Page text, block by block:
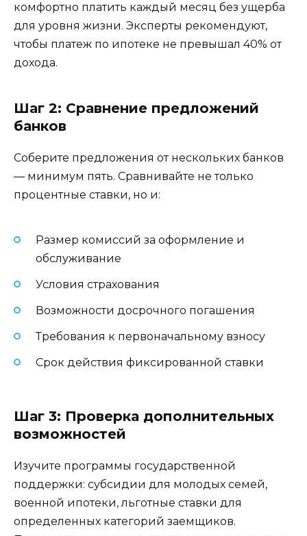
комфортно платить каждый месяц без ущерба
для уровня жизни. Эксперты рекомендуют,
чтобы платеж по ипотеке не превышал 40% от
дохода.
Шаг 2: Сравнение предложений
банков
Соберите предложения от нескольких банков
— минимум пять. Сравнивайте не только
процентные ставки, но и:
Размер комиссий за оформление и
обслуживание
Условия страхования
Возможности досрочного погашения
Требования к первоначальному взносу
Срок действия фиксированной ставки
Шаг 3: Проверка дополнительных
возможностей
Изучите программы государственной
поддержки: субсидии для молодых семей,
военной ипотеки, льготные ставки для
определенных категорий заемщиков.